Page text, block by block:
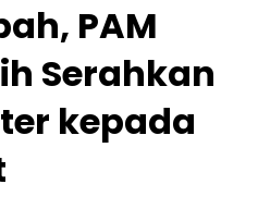
PAM
Serahkan
kepada